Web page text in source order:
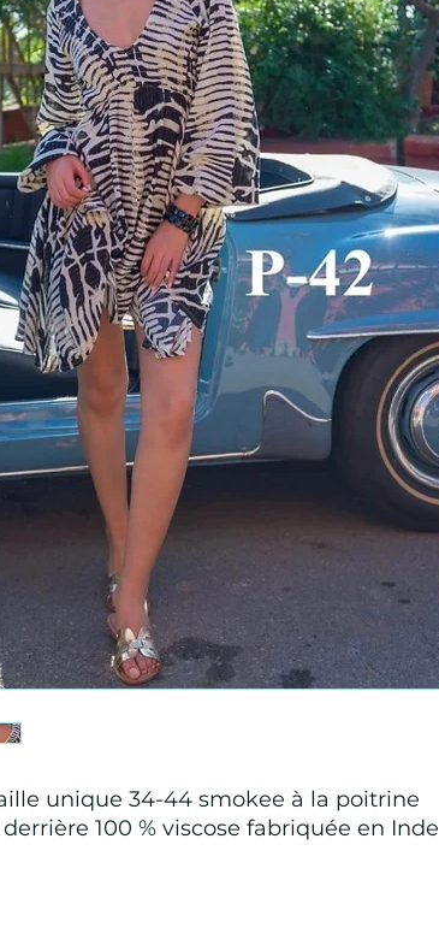
unique 34-44 smokee à la poitrine
100 % viscose fabriquée en Inde